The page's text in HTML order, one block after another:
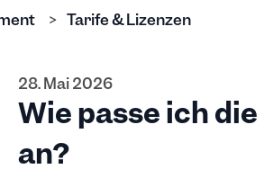
Tarife & Lizenzen
28. Mai 2026
Wie passe ich
an?